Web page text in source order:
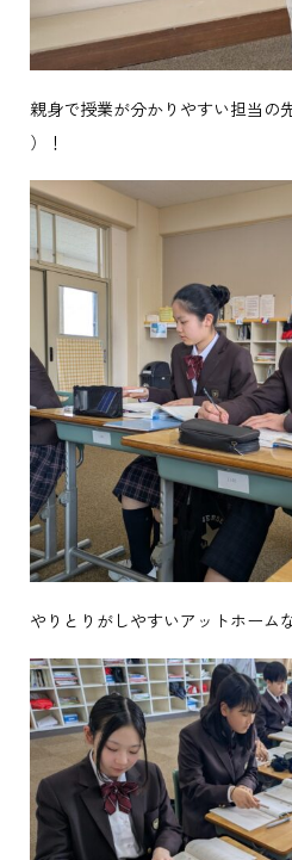
親身で授業が分かりやすい担当の
）！
やりとりがしやすいアットホーム